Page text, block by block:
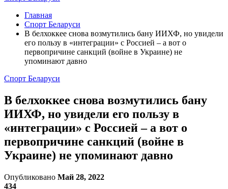
Главная
Спорт Беларуси
В белхоккее снова возмутились бану ИИХФ, но увидели
его пользу в «интеграции» с Россией – а вот о
первопричине санкций (войне в Украине) не
упоминают давно
Спорт Беларуси
В белхоккее снова возмутились бану
ИИХФ, но увидели его пользу в
«интеграции» с Россией – а вот о
первопричине санкций (войне в
Украине) не упоминают давно
Опубликовано Май 28, 2022
434